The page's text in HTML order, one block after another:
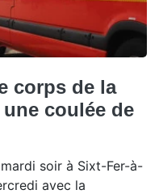
corps de la
coulée de
soir à Sixt-Fer-à-
avec la